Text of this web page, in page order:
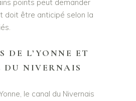
points peut demander
doit être anticipé selon la
DE L’YONNE ET
DU NIVERNAIS
le canal du Nivernais